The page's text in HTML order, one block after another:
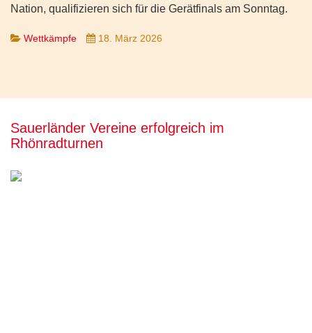
Nation, qualifizieren sich für die Gerätfinals am Sonntag.
Wettkämpfe 18. März 2026
Sauerländer Vereine erfolgreich im
Rhönradturnen